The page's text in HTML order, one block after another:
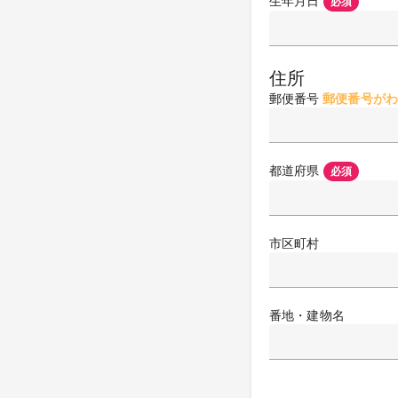
住所
郵便番号 郵便番号が
都道府県 必須
市区町村
番地・建物名